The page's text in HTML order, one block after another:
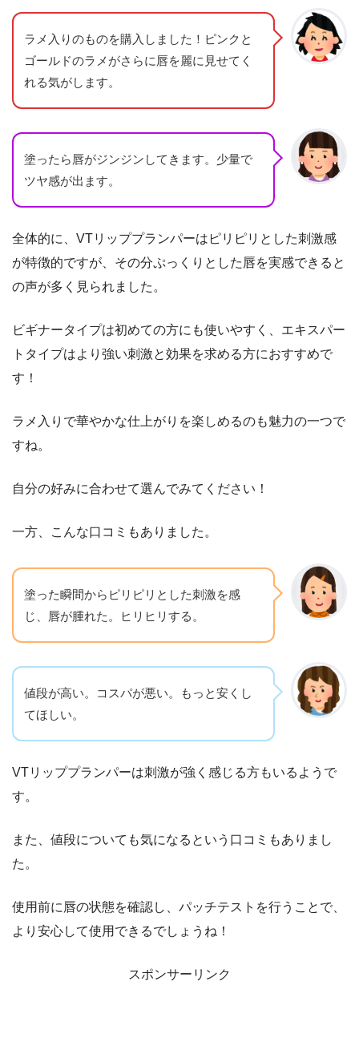
ラメ入りのものを購入しました！ピンクと
ゴールドのラメがさらに唇を麗に見せてく
れる気がします。
塗ったら唇がジンジンしてきます。少量で
ツヤ感が出ます。
全体的に、VTリッププランパーはピリピリとした刺激感
が特徴的ですが、その分ぷっくりとした唇を実感できると
の声が多く見られました。
ビギナータイプは初めての方にも使いやすく、エキスパー
トタイプはより強い刺激と効果を求める方におすすめで
す！
ラメ入りで華やかな仕上がりを楽しめるのも魅力の一つで
すね。
自分の好みに合わせて選んでみてください！
一方、こんな口コミもありました。
塗った瞬間からピリピリとした刺激を感
じ、唇が腫れた。ヒリヒリする。
値段が高い。コスパが悪い。もっと安くし
てほしい。
VTリッププランパーは刺激が強く感じる方もいるようで
す。
また、値段についても気になるという口コミもありまし
た。
使用前に唇の状態を確認し、パッチテストを行うことで、
より安心して使用できるでしょうね！
スポンサーリンク